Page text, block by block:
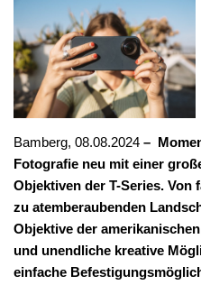
Bamberg, 08.08.2024 –
Fotografie neu mit einer
Objektiven der T-Series.
zu atemberaubenden
Objektive der
und unendliche kreative
einfache